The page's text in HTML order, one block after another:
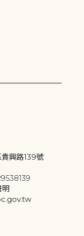
興路139號
明